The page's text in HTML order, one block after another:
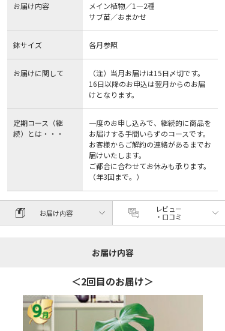
お届け内容
メイン植物／1―2種
サブ苗／おまかせ
鉢サイズ 各月参照
お届けに関して
（注）当月お届けは15日〆切です。
16日以降のお申込は翌月からのお届
けとなります。
定期コース（継
続）とは・・・
一度のお申し込みで、継続的に商品を
お届けする手間いらずのコースです。
お客様からご解約の連絡があるまでお
届けいたします。
ご都合に合わせてお休みも承ります。
（年3回まで。）
お届け内容
レビュー
・口コミ
お届け内容
＜2回目のお届け＞